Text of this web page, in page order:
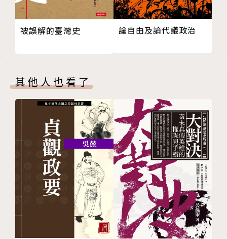
九九一年到二○○三年，任職於多所檔案和研究機構，
包括德文郡檔案室、雷丁大學、皇家歷史手稿委員會和
埃克塞特大學。一九九八年，獲選為英國皇家歷史學會
《垂死和醫生：十七世紀英格蘭的醫學革命》於二○○
九年由英國皇家歷史學會出版。他也是兩本近代早期手
稿出版品的作者，其多篇十四世紀至二十世紀相關主題
的學術文章散見於各大學術報刊。
譯者簡介
國立政治大學歷史系碩士，美國維吉尼亞大學歷史系博
被誤解的臺灣史 論自由及論代議政治
其他人也看了